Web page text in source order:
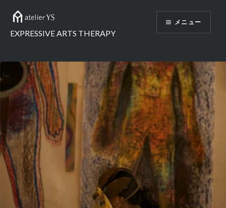
ス
キ
EXPRESSIVE ARTS THERAPY
メニュー